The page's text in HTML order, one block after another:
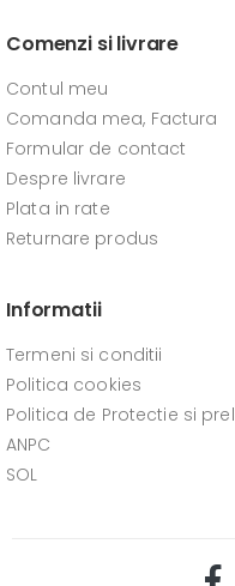
Comenzi si livrare
Contul meu
Comanda mea, Factura
Formular de contact
Despre livrare
Plata in rate
Returnare produs
Informatii
Termeni si conditii
Politica cookies
Politica de Protectie si
ANPC
SOL